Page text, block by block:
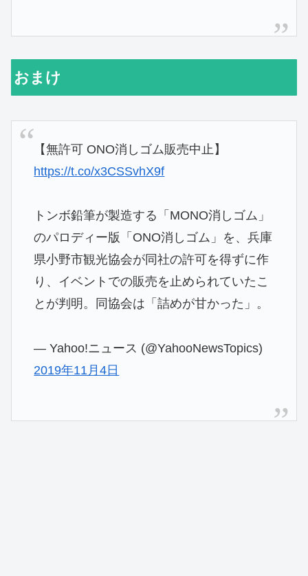
おまけ
【無許可 ONO消しゴム販売中止】
https://t.co/x3CSSvhX9f
トンボ鉛筆が製造する「MONO消しゴム」
のパロディー版「ONO消しゴム」を、兵庫
県小野市観光協会が同社の許可を得ずに作
り、イベントでの販売を止められていたこ
とが判明。同協会は「詰めが甘かった」。
— Yahoo!ニュース (@YahooNewsTopics)
2019年11月4日